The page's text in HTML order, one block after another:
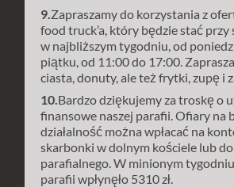
9.Zapraszamy do korzystania z
food truck’a, który będzie stać
w najbliższym tygodniu, od
piątku, od 11:00 do 17:00.
ciasta, donuty, ale też frytki, zupę i
10.Bardzo dziękujemy za troskę o
finansowe naszej parafii. Ofiary na
działalność można wpłacać na
skarbonki w dolnym kościele lub
parafialnego. W minionym
parafii wpłynęło 5310 zł.